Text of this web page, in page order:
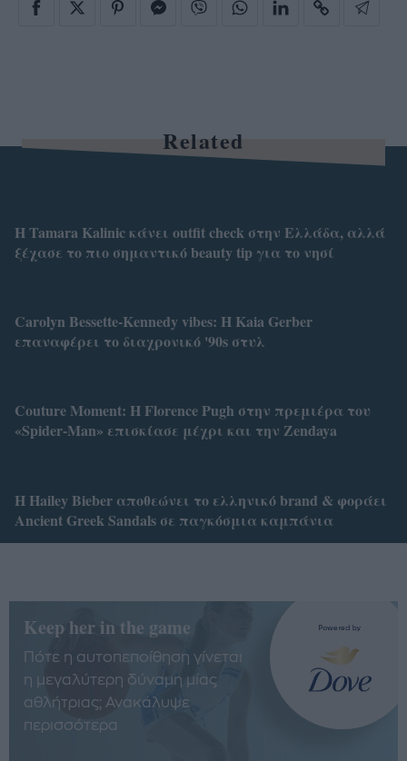
Related
Η Tamara Kalinic κάνει outfit check στην Ελλάδα, αλλά
ξέχασε το πιο σημαντικό beauty tip για το νησί
Carolyn Bessette-Kennedy vibes: Η Kaia Gerber
επαναφέρει το διαχρονικό '90s στυλ
Couture Moment: Η Florence Pugh στην πρεμιέρα του
«Spider-Man» επισκίασε μέχρι και την Zendaya
Η Hailey Bieber αποθεώνει το ελληνικό brand & φοράει
Ancient Greek Sandals σε παγκόσμια καμπάνια
Keep her in the game
Πότε η αυτοπεποίθηση γίνεται
η μεγαλύτερη δύναμη μίας
αθλήτριας; Ανακάλυψε
περισσότερα